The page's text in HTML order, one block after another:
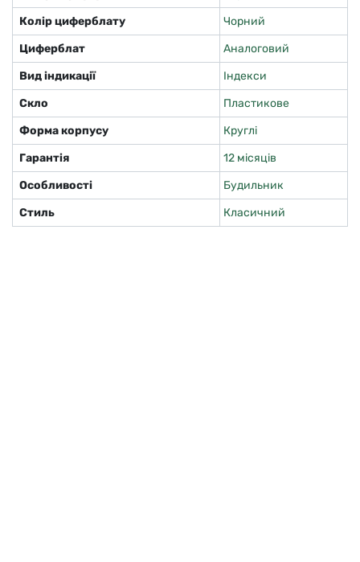
Колір циферблату
Чорний
Циферблат
Аналоговий
Вид індикації
Індекси
Скло
Пластикове
Форма корпусу
Круглі
Гарантія
12 місяців
Особливості
Будильник
Стиль
Класичний